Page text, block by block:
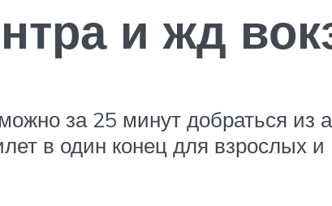
и жд
за 25 минут добраться из
в один конец для взрослых